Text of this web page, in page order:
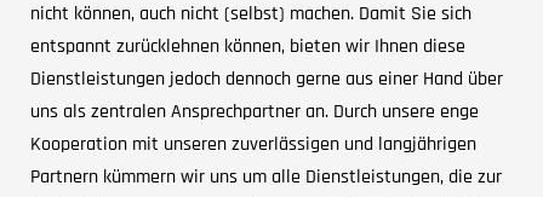
nicht können, auch nicht (selbst) machen. Damit Sie sich
entspannt zurücklehnen können, bieten wir Ihnen diese
Dienstleistungen jedoch dennoch gerne aus einer Hand über
uns als zentralen Ansprechpartner an. Durch unsere enge
Kooperation mit unseren zuverlässigen und langjährigen
Partnern kümmern wir uns um alle Dienstleistungen, die zur